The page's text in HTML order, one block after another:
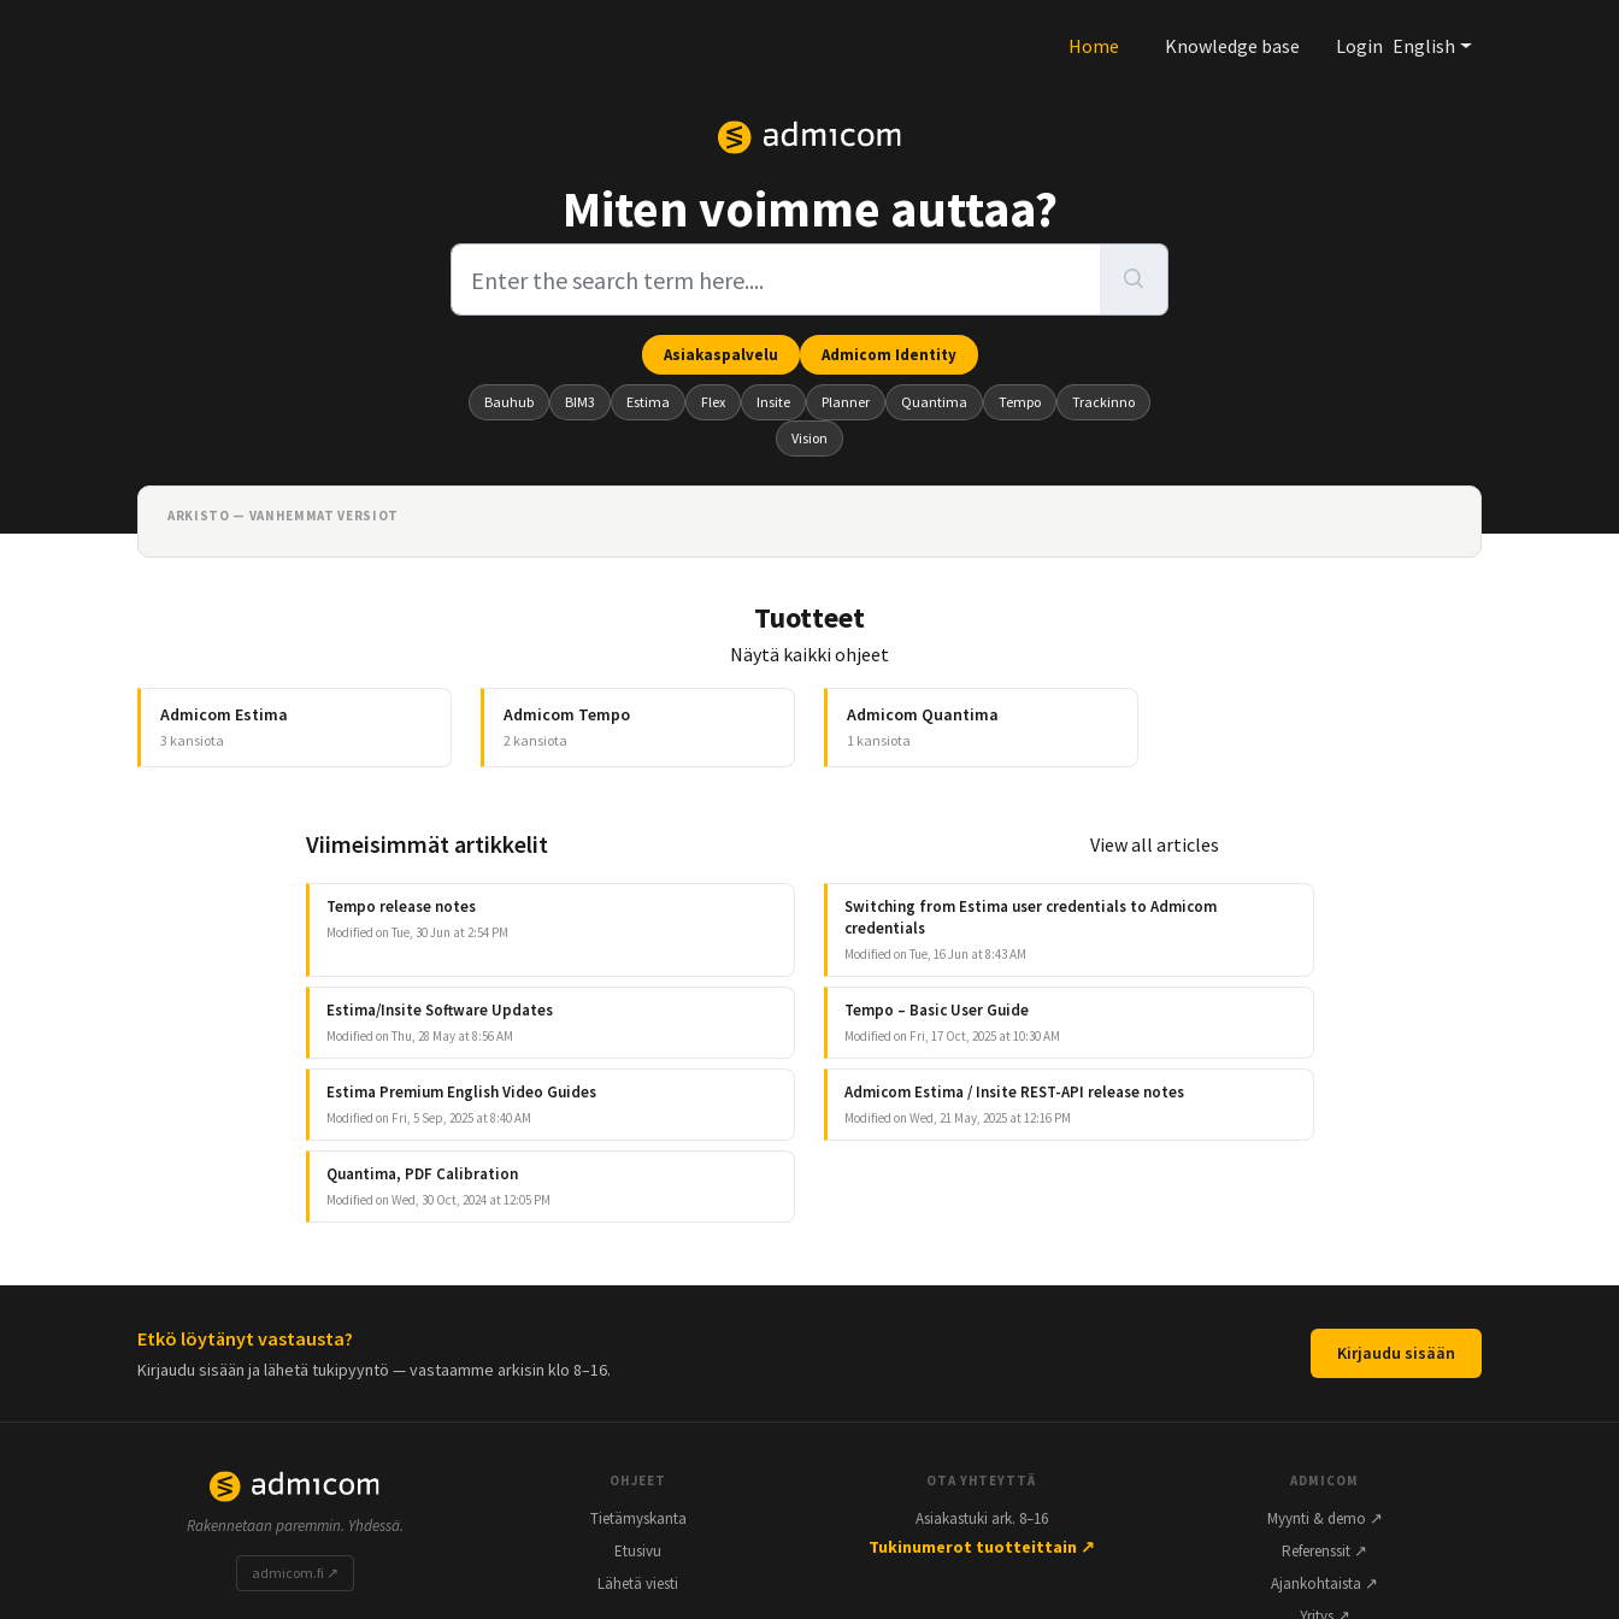
Home
Knowledge base Login English
Miten voimme auttaa?
Asiakaspalvelu Admicom Identity
Bauhub BIM3 Estima Flex Insite Planner Quantima Tempo
Trackinno
Vision
ARKISTO — VANHEMMAT VERSIOT
Tuotteet
Näytä kaikki ohjeet
Admicom Estima
3 kansiota
Admicom Tempo
2 kansiota
Admicom Quantima
1 kansiota
Viimeisimmät artikkelit View all articles
Tempo release notes
Modified on Tue, 30 Jun at 2:54 PM
Switching from Estima user credentials to Admicom
credentials
Modified on Tue, 16 Jun at 8:43 AM
Estima/Insite Software Updates
Modified on Thu, 28 May at 8:56 AM
Tempo – Basic User Guide
Modified on Fri, 17 Oct, 2025 at 10:30 AM
Estima Premium English Video Guides
Modified on Fri, 5 Sep, 2025 at 8:40 AM
Admicom Estima / Insite REST-API release notes
Modified on Wed, 21 May, 2025 at 12:16 PM
Quantima, PDF Calibration
Modified on Wed, 30 Oct, 2024 at 12:05 PM
Etkö löytänyt vastausta?
Kirjaudu sisään ja lähetä tukipyyntö — vastaamme arkisin klo 8–16.
Kirjaudu sisään
Rakennetaan paremmin. Yhdessä.
admicom.fi ↗
OHJEET
Tietämyskanta
Etusivu
Lähetä viesti
OTA YHTEYTTÄ
Asiakastuki ark. 8–16
Tukinumerot tuotteittain ↗
ADMICOM
Myynti & demo ↗
Referenssit ↗
Ajankohtaista ↗